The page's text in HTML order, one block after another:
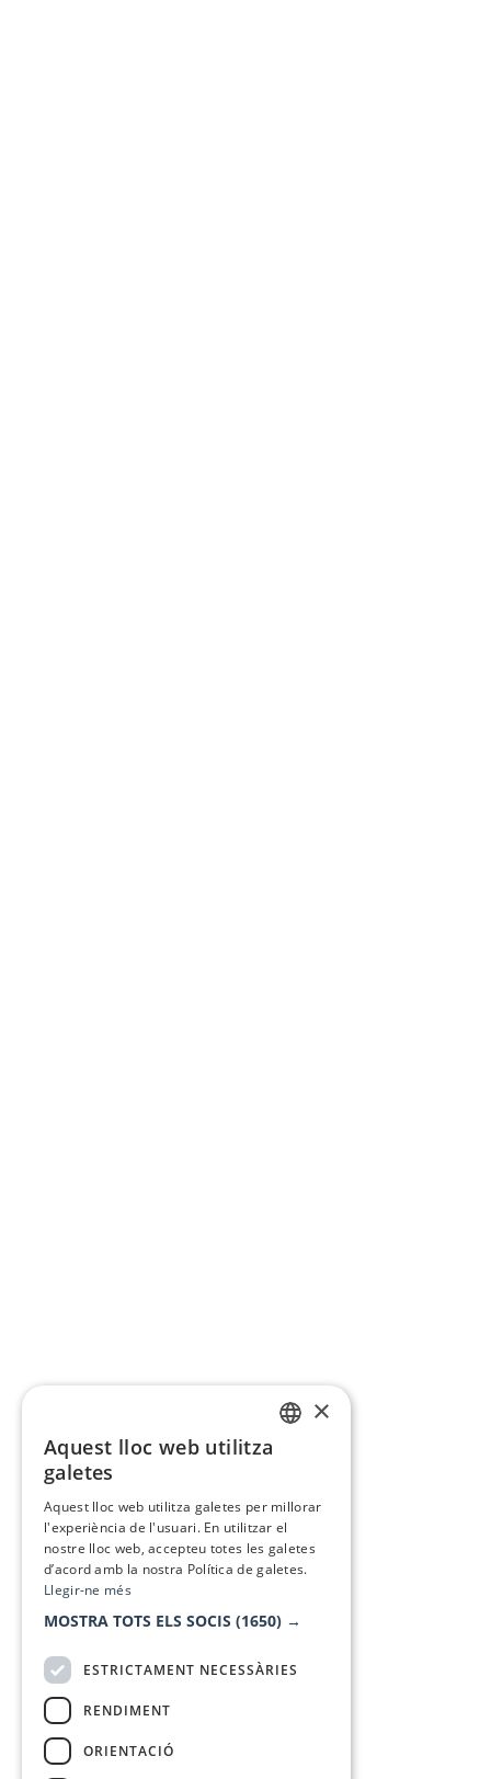
×
Aquest lloc web utilitza
galetes
Aquest lloc web utilitza galetes per millorar
l'experiència de l'usuari. En utilitzar el
nostre lloc web, accepteu totes les galetes
d’acord amb la nostra Política de galetes.
Llegir-ne més
MOSTRA TOTS ELS SOCIS (1650) →
ESTRICTAMENT NECESSÀRIES
RENDIMENT
ORIENTACIÓ